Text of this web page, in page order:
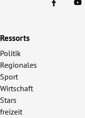
Ressorts
Politik
Regionales
Sport
Wirtschaft
Stars
freizeit